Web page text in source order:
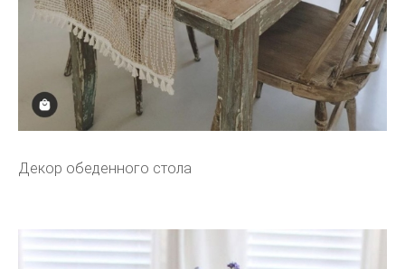
Декор обеденного стола